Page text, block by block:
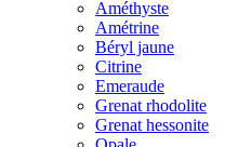
Améthyste
Amétrine
Béryl jaune
Citrine
Emeraude
Grenat rhodolite
Grenat hessonite